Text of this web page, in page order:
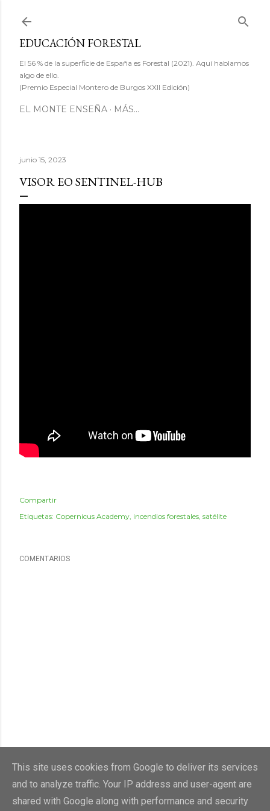
EDUCACIÓN FORESTAL
El 56 % de la superficie de España es Forestal (2021). Aquí hablamos
algo de ello.
(Premio Especial Montero de Burgos XXII Edición)
EL MONTE ENSEÑA MÁS…
junio 15, 2023
VISOR EO SENTINEL-HUB
Compartir
Etiquetas: Copernicus Academy incendios forestales satélite
COMENTARIOS
This site uses cookies from Google to deliver its services
and to analyze traffic. Your IP address and user-agent are
shared with Google along with performance and security